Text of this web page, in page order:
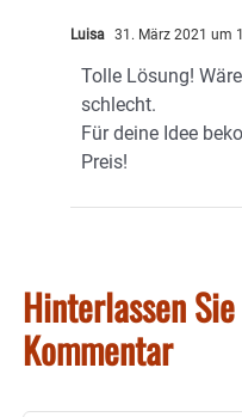
Luisa 31. März 2021 um
Tolle Lösung!
schlecht.
Für deine Idee
Preis!
Hinterlassen
Kommentar